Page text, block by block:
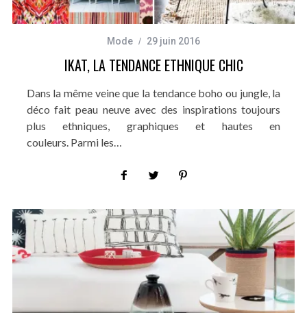
Mode 29 juin 2016
IKAT, LA TENDANCE ETHNIQUE CHIC
Dans la même veine que la tendance boho ou jungle, la
déco fait peau neuve avec des inspirations toujours
plus ethniques, graphiques et hautes en
couleurs. Parmi les…